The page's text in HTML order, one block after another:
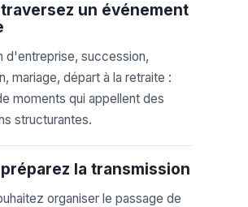
un événement
d'entreprise, succession,
mariage, départ à la retraite :
moments qui appellent des
structurantes.
la transmission
organiser le passage de